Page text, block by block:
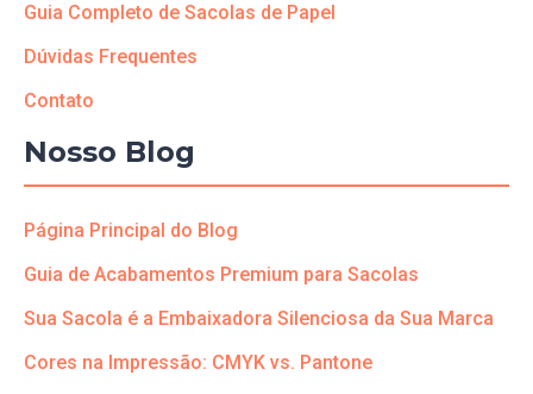
Guia Completo de Sacolas de Papel
Dúvidas Frequentes
Contato
Nosso Blog
Página Principal do Blog
Guia de Acabamentos Premium para Sacolas
Sua Sacola é a Embaixadora Silenciosa da Sua Marca
Cores na Impressão: CMYK vs. Pantone